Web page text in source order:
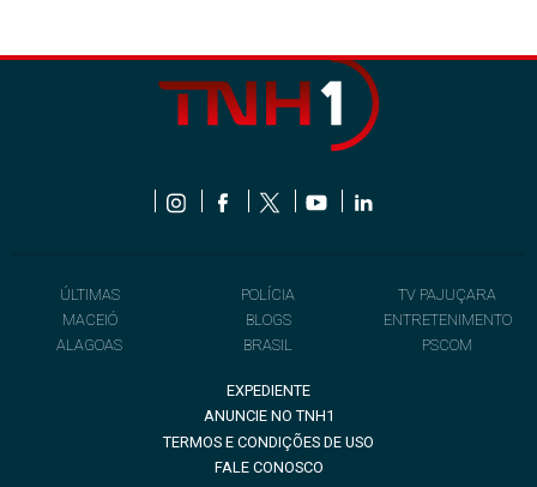
ÚLTIMAS
MACEIÓ
ALAGOAS
POLÍCIA
BLOGS
BRASIL
TV PAJUÇARA
ENTRETENIMENTO
PSCOM
EXPEDIENTE
ANUNCIE NO TNH1
TERMOS E CONDIÇÕES DE USO
FALE CONOSCO